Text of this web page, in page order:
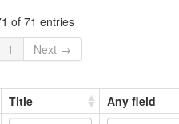
of 71 entries
1
Next →
Title Any field